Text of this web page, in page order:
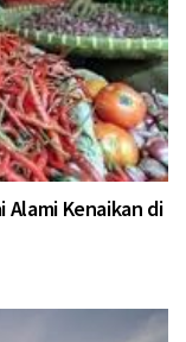
Alami Kenaikan di